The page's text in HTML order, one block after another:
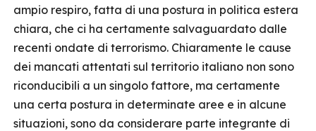
ampio respiro, fatta di una postura in politica estera
chiara, che ci ha certamente salvaguardato dalle
recenti ondate di terrorismo. Chiaramente le cause
dei mancati attentati sul territorio italiano non sono
riconducibili a un singolo fattore, ma certamente
una certa postura in determinate aree e in alcune
situazioni, sono da considerare parte integrante di